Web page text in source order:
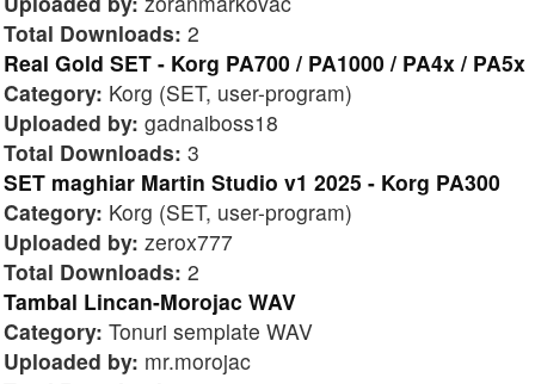
Total Downloads: 2
Real Gold SET - Korg PA700 / PA1000 / PA4x / PA5x
Category: Korg (SET, user-program)
Uploaded by: gadnaiboss18
Total Downloads: 3
SET maghiar Martin Studio v1 2025 - Korg PA300
Category: Korg (SET, user-program)
Uploaded by: zerox777
Total Downloads: 2
Tambal Lincan-Morojac WAV
Category: Tonuri semplate WAV
Uploaded by: mr.morojac